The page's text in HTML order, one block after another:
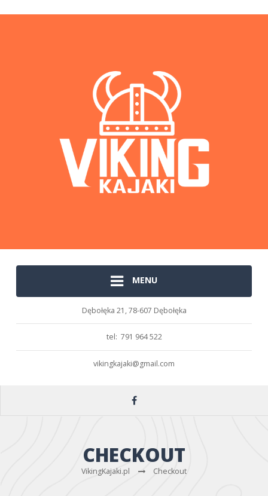
MENU
Dębołęka 21, 78-607 Dębołęka
tel: 791 964 522
vikingkajaki@gmail.com
CHECKOUT
VikingKajaki.pl Checkout